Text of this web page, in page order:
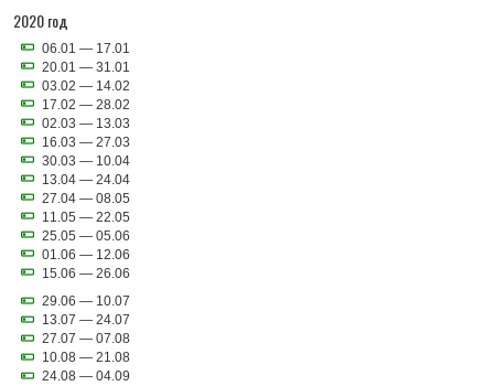
2020 год
06.01 — 17.01
20.01 — 31.01
03.02 — 14.02
17.02 — 28.02
02.03 — 13.03
16.03 — 27.03
30.03 — 10.04
13.04 — 24.04
27.04 — 08.05
11.05 — 22.05
25.05 — 05.06
01.06 — 12.06
15.06 — 26.06
29.06 — 10.07
13.07 — 24.07
27.07 — 07.08
10.08 — 21.08
24.08 — 04.09